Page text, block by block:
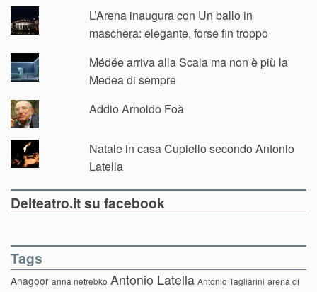
L’Arena inaugura con Un ballo in
maschera: elegante, forse fin troppo
Médée arriva alla Scala ma non è più la
Medea di sempre
Addio Arnoldo Foà
Natale in casa Cupiello secondo Antonio
Latella
Delteatro.it su facebook
Tags
Anagoor anna netrebko Antonio Latella Antonio Tagliarini arena di